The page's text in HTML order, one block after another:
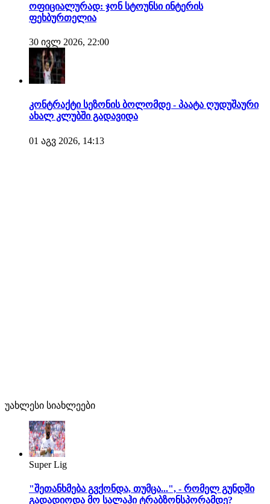
ოფიციალურად: ჯონ სტოუნსი ინტერის
ფეხბურთელია
30 ივლ 2026, 22:00
კონტრაქტი სეზონის ბოლომდე - პაატა ღუდუშაური
ახალ კლუბში გადავიდა
01 აგვ 2026, 14:13
უახლესი სიახლეები
Super Lig
"შეთანხმება გვქონდა, თუმცა...", - რომელ გუნდში
გადადიოდა მო სალაჰი ტრაბზონსპორამდე?